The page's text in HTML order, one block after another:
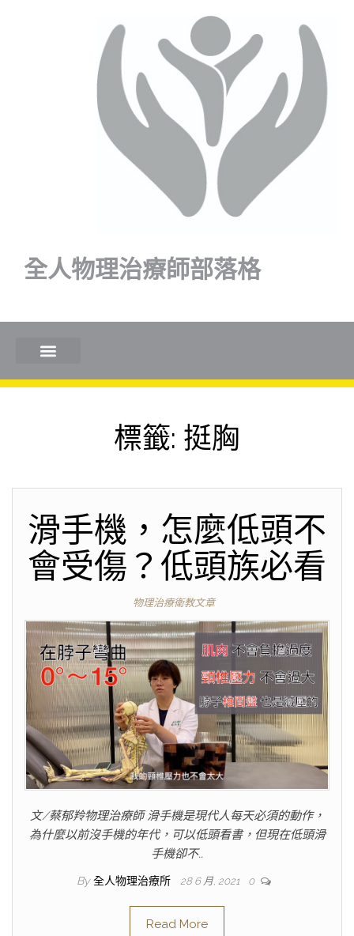
全人物理治療師部落格
標籤: 挺胸
滑手機，怎麼低頭不
會受傷？低頭族必看
物理治療衛教文章
文/蔡郁羚物理治療師 滑手機是現代人每天必須的動作，
為什麼以前沒手機的年代，可以低頭看書，但現在低頭滑
手機卻不…
By 全人物理治療所 28 6 月, 2021 0
Read More